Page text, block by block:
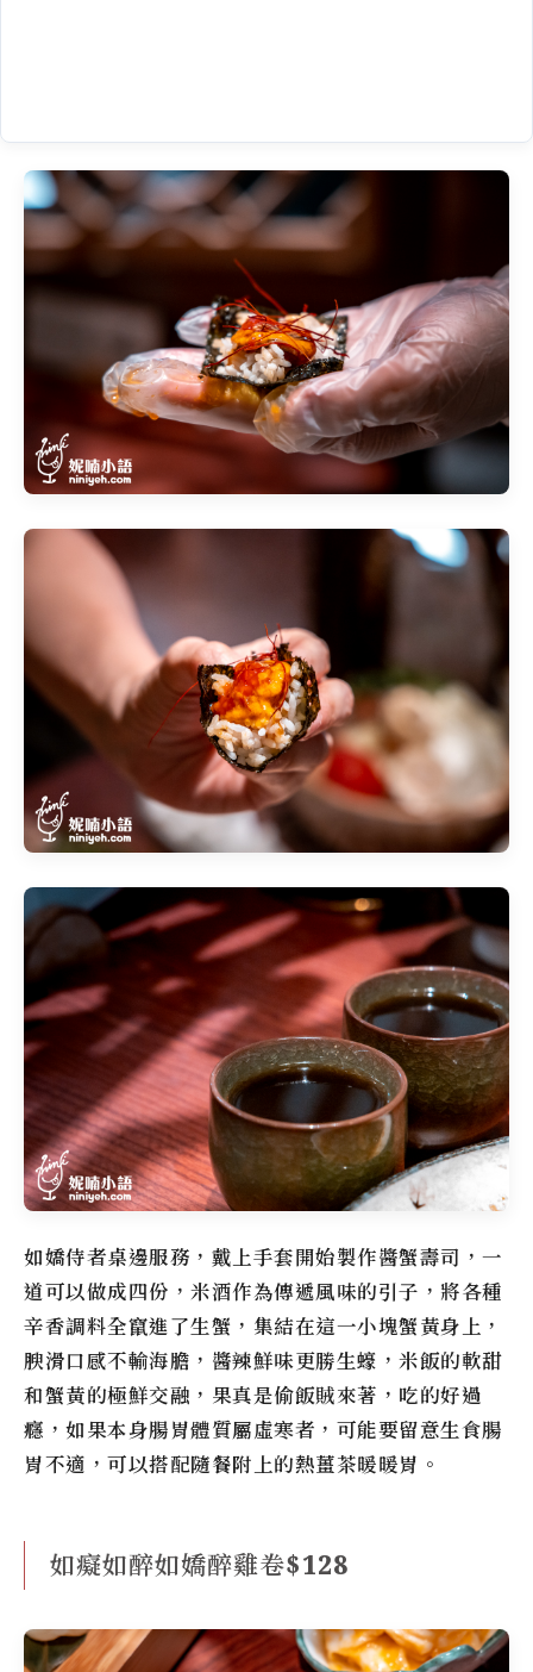
如嬌侍者桌邊服務，戴上手套開始製作醬蟹壽司，一
道可以做成四份，米酒作為傳遞風味的引子，將各種
辛香調料全竄進了生蟹，集結在這一小塊蟹黃身上，
腴滑口感不輸海膽，醬辣鮮味更勝生蠔，米飯的軟甜
和蟹黃的極鮮交融，果真是偷飯賊來著，吃的好過
癮，如果本身腸胃體質屬虛寒者，可能要留意生食腸
胃不適，可以搭配隨餐附上的熱薑茶暖暖胃。
如癡如醉如嬌醉雞卷$128